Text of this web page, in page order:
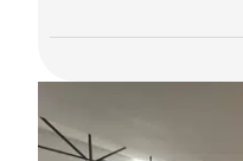
d'une impasse. Vous
bureaux, alternant le
excellent état.
une hauteur sous
climatisations
d'exception à découvrir